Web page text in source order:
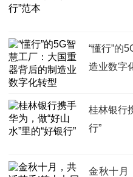
“懂行”的
造业数字
桂林银行
行”
金秋十月